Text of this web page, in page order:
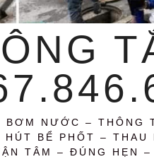
NƯỚC – THÔNG
BỂ PHỐT – THAU
TÂM – ĐÚNG HẸN